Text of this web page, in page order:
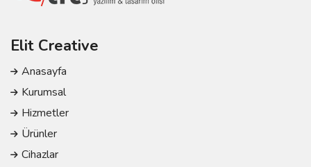
Elit Creative
Anasayfa
Kurumsal
Hizmetler
Ürünler
Cihazlar